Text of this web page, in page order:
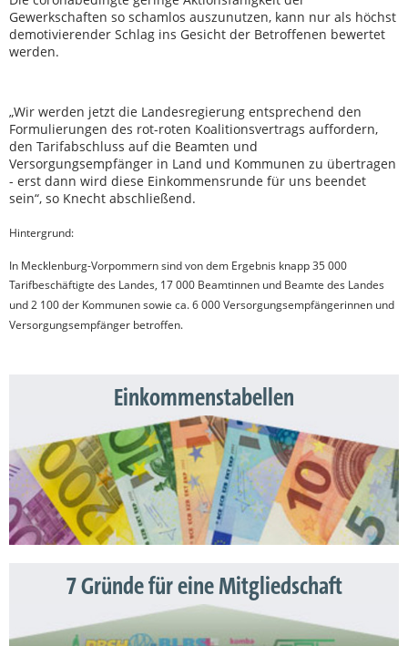
Gewerkschaften so schamlos auszunutzen, kann nur als höchst
demotivierender Schlag ins Gesicht der Betroffenen bewertet
werden.
„Wir werden jetzt die Landesregierung entsprechend den
Formulierungen des rot-roten Koalitionsvertrags auffordern,
den Tarifabschluss auf die Beamten und
Versorgungsempfänger in Land und Kommunen zu übertragen
- erst dann wird diese Einkommensrunde für uns beendet
sein“, so Knecht abschließend.
Hintergrund:
In Mecklenburg-Vorpommern sind von dem Ergebnis knapp 35 000
Tarifbeschäftigte des Landes, 17 000 Beamtinnen und Beamte des Landes
und 2 100 der Kommunen sowie ca. 6 000 Versorgungsempfängerinnen und
Versorgungsempfänger betroffen.
Einkommenstabellen
7 Gründe für eine Mitgliedschaft